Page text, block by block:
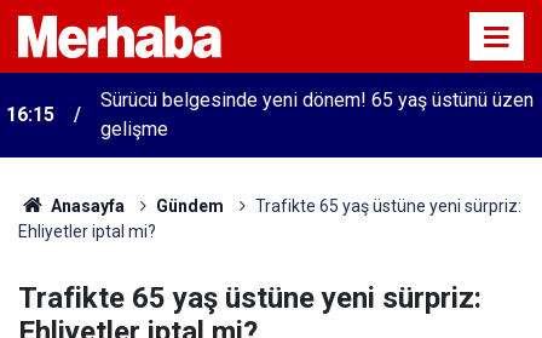
16:15
Sürücü belgesinde yeni dönem! 65 yaş üstünü üzen
gelişme
Anasayfa Gündem
Trafikte 65 yaş üstüne yeni sürpriz:
Ehliyetler iptal mi?
Trafikte 65 yaş üstüne yeni sürpriz: